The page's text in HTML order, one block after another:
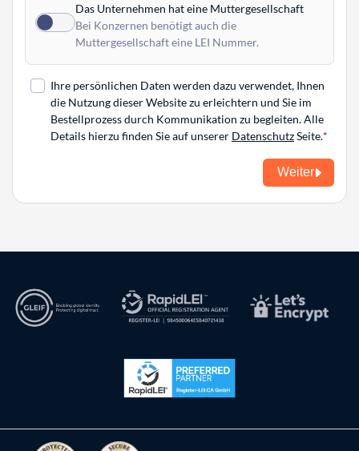
Das Unternehmen hat eine Muttergesellschaft
Bei Konzernen benötigt auch die
Muttergesellschaft eine LEI Nummer.
Ihre persönlichen Daten werden dazu verwendet, Ihnen
die Nutzung dieser Website zu erleichtern und Sie im
Bestellprozess durch Kommunikation zu begleiten. Alle
Details hierzu finden Sie auf unserer DatenschutzSeite.
Weiter